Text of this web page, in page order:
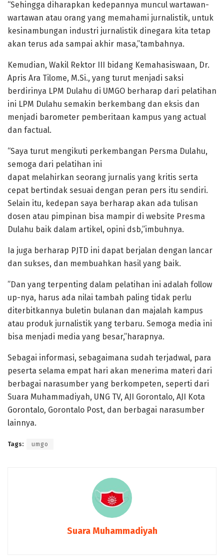
“Sehingga diharapkan kedepannya muncul wartawan-
wartawan atau orang yang memahami jurnalistik, untuk
kesinambungan industri jurnalistik dinegara kita tetap
akan terus ada sampai akhir masa,”tambahnya.
Kemudian, Wakil Rektor III bidang Kemahasiswaan, Dr.
Apris Ara Tilome, M.Si., yang turut menjadi saksi
berdirinya LPM Dulahu di UMGO berharap dari pelatihan
ini LPM Dulahu semakin berkembang dan eksis dan
menjadi barometer pemberitaan kampus yang actual
dan factual.
“Saya turut mengikuti perkembangan Persma Dulahu,
semoga dari pelatihan ini
dapat melahirkan seorang jurnalis yang kritis serta
cepat bertindak sesuai dengan peran pers itu sendiri.
Selain itu, kedepan saya berharap akan ada tulisan
dosen atau pimpinan bisa mampir di website Presma
Dulahu baik dalam artikel, opini dsb,”imbuhnya.
Ia juga berharap PJTD ini dapat berjalan dengan lancar
dan sukses, dan membuahkan hasil yang baik.
”Dan yang terpenting dalam pelatihan ini adalah follow
up-nya, harus ada nilai tambah paling tidak perlu
diterbitkannya buletin bulanan dan majalah kampus
atau produk jurnalistik yang terbaru. Semoga media ini
bisa menjadi media yang besar,”harapnya.
Sebagai informasi, sebagaimana sudah terjadwal, para
peserta selama empat hari akan menerima materi dari
berbagai narasumber yang berkompeten, seperti dari
Suara Muhammadiyah, UNG TV, AJI Gorontalo, AJI Kota
Gorontalo, Gorontalo Post, dan berbagai narasumber
lainnya.
Tags: umgo
Suara Muhammadiyah